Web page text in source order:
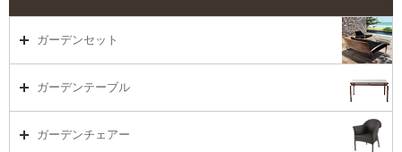
ガーデンセット
ガーデンセット（海外在庫）
ガーデンテーブル
ガーデンテーブルTOP
ガーデンチェアー